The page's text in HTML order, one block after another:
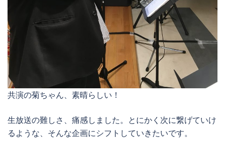
共演の菊ちゃん、素晴らしい！
生放送の難しさ、痛感しました。とにかく次に繋げていけ
るような、そんな企画にシフトしていきたいです。